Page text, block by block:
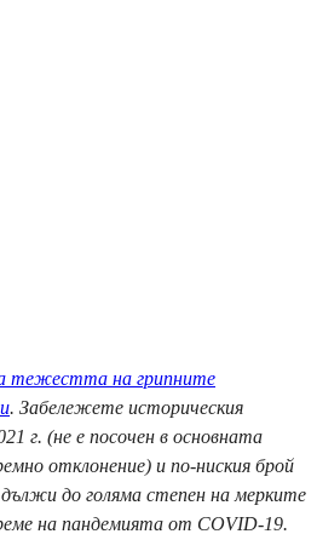
тежестта на грипните
. Забележете историческия
г. (не е посочен в основната
отклонение) и по-ниския брой
дължи до голяма степен на мерките
на пандемията от COVID-19.